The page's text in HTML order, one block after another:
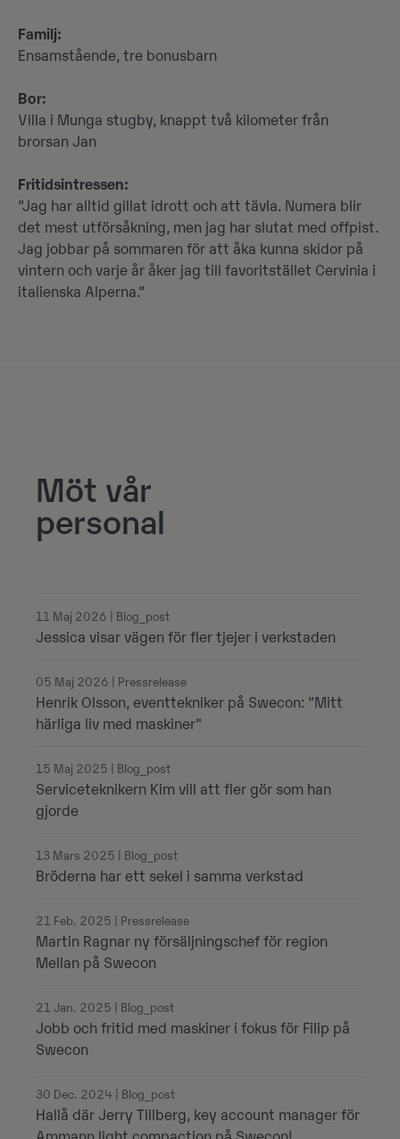
Familj:
Ensamstående, tre bonusbarn
Bor:
Villa i Munga stugby, knappt två kilometer från
brorsan Jan
Fritidsintressen:
”Jag har alltid gillat idrott och att tävla. Numera blir
det mest utförsåkning, men jag har slutat med offpist.
Jag jobbar på sommaren för att åka kunna skidor på
vintern och varje år åker jag till favoritstället Cervinia i
italienska Alperna.”
Möt vår
personal
11 Maj 2026 | Blog_post
Jessica visar vägen för fler tjejer i verkstaden
05 Maj 2026 | Pressrelease
Henrik Olsson, eventtekniker på Swecon: "Mitt
härliga liv med maskiner"
15 Maj 2025 | Blog_post
Serviceteknikern Kim vill att fler gör som han
gjorde
13 Mars 2025 | Blog_post
Bröderna har ett sekel i samma verkstad
21 Feb. 2025 | Pressrelease
Martin Ragnar ny försäljningschef för region
Mellan på Swecon
21 Jan. 2025 | Blog_post
Jobb och fritid med maskiner i fokus för Filip på
Swecon
30 Dec. 2024 | Blog_post
Hallå där Jerry Tillberg, key account manager för